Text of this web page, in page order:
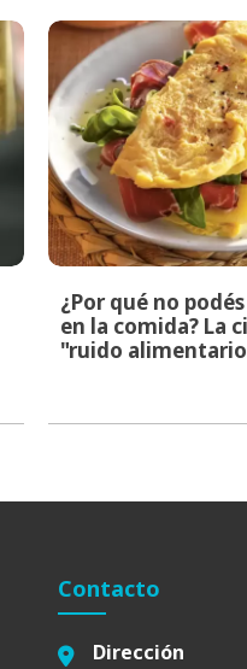
¿Por qué no
en la comida? La
"ruido
Contacto
Dirección